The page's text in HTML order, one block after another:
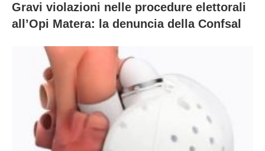
Gravi violazioni nelle procedure elettorali
all’Opi Matera: la denuncia della Confsal